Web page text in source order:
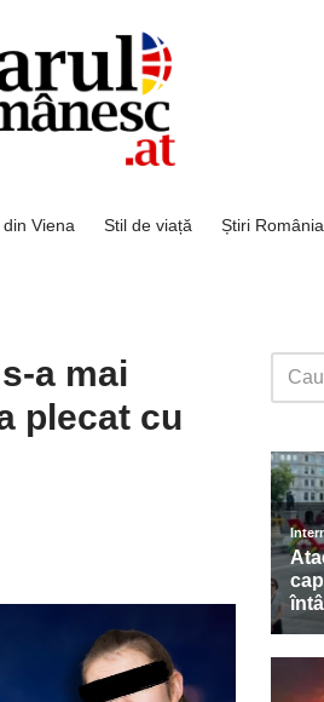
Viena Stil de viață Știri România
a mai
plecat cu